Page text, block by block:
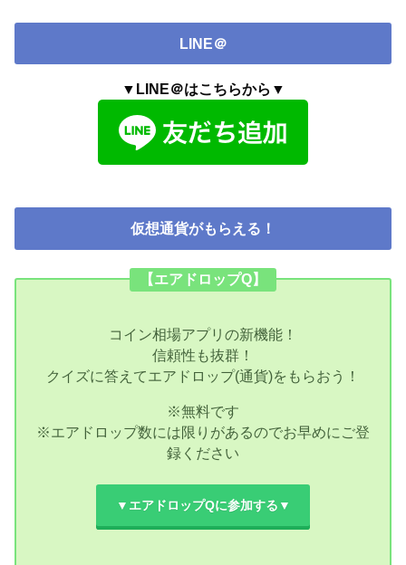
LINE＠
▼LINE＠はこちらから▼
仮想通貨がもらえる！
【エアドロップQ】
コイン相場アプリの新機能！
信頼性も抜群！
クイズに答えてエアドロップ(通貨)をもらおう！
※無料です
※エアドロップ数には限りがあるのでお早めにご登
録ください
▼エアドロップQに参加する▼